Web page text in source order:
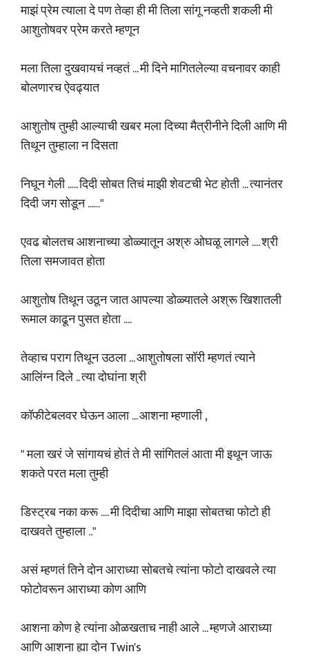
माझं प्रेम त्याला दे पण तेव्हा ही मी तिला सांगू नव्हती शकली मी
आशुतोषवर प्रेम करते म्हणून
मला तिला दुखवायचं नव्हतं ... मी दिने मागितलेल्या वचनावर काही
बोलणारच ऐवढ्यात
आशुतोष तुम्ही आल्याची खबर मला दिच्या मैत्रीनीने दिली आणि मी
तिथून तुम्हाला न दिसता
निघून गेली ..... दिदी सोबत तिचं माझी शेवटची भेट होती ... त्यानंतर
दिदी जग सोडून ......"
एवढ बोलतच आशनाच्या डोळ्यातून अश्रु ओघळू लागले .... श्री
तिला समजावत होता
आशुतोष तिथून उठून जात आपल्या डोळ्यातले अश्रू खिशातली
रूमाल काढून पुसत होता ....
तेव्हाच पराग तिथून उठला ... आशुतोषला सॉरी म्हणतं त्याने
आलिंग्न दिले .. त्या दोघांना श्री
कॉफीटेबलवर घेऊन आला ... आशना म्हणाली ,
" मला खरं जे सांगायचं होतं ते मी सांगितलं आता मी इथून जाऊ
शकते परत मला तुम्ही
डिस्ट्रब नका करू .... मी दिदीचा आणि माझा सोबतचा फोटो ही
दाखवते तुम्हाला .."
असं म्हणतं तिने दोन आराध्या सोबतचे त्यांना फोटो दाखवले त्या
फोटोवरून आराध्या कोण आणि
आशना कोण हे त्यांना ओळखताच नाही आले ... म्हणजे आराध्या
आणि आशना ह्या दोन Twin's